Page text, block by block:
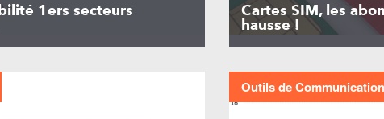
1ers secteurs
Cartes SIM, les
hausse !
Outils de Communication